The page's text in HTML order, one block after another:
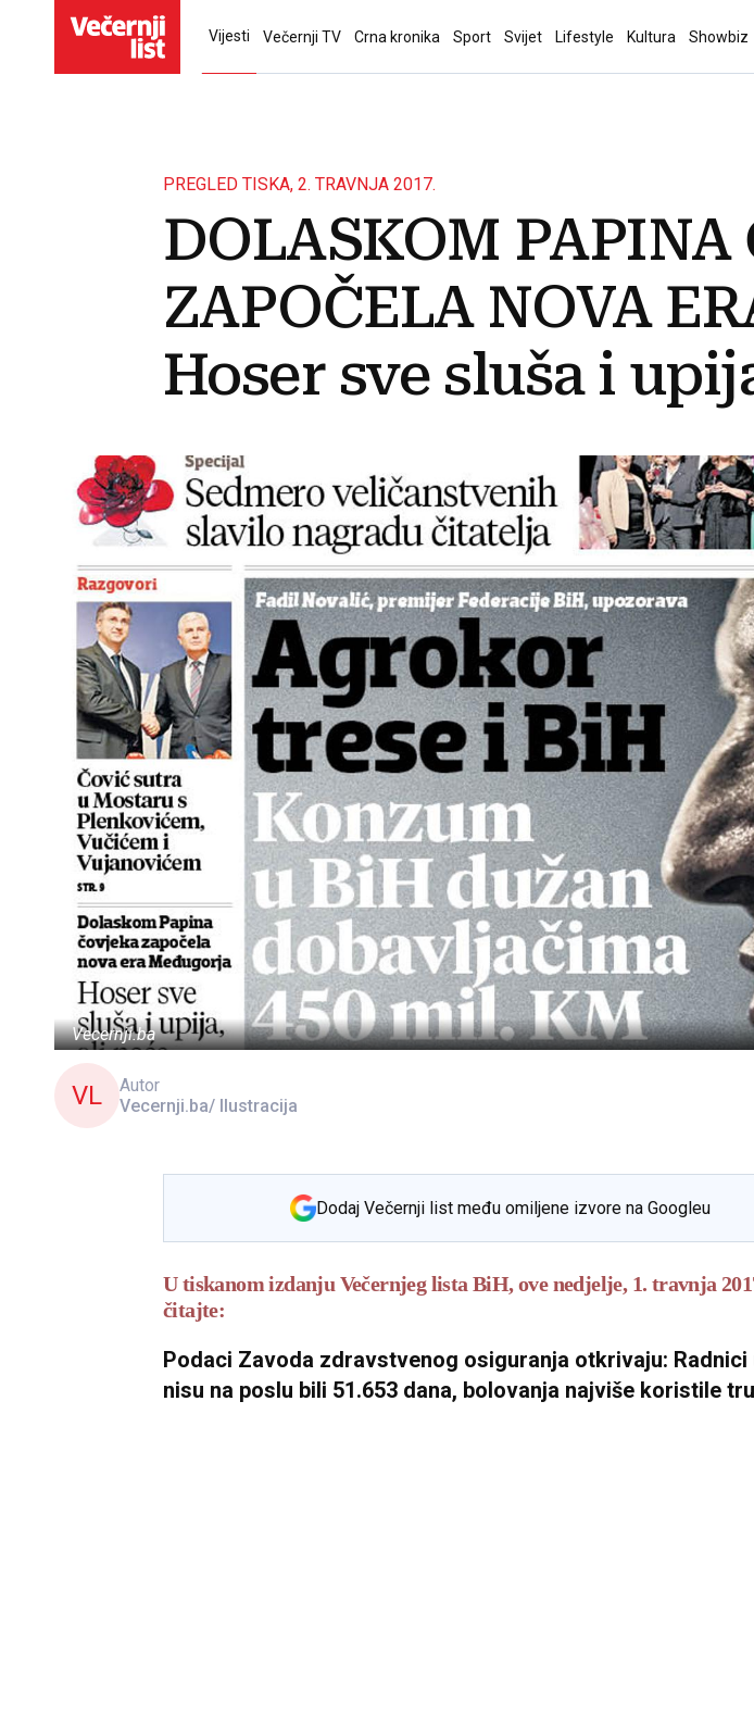
Vijesti Večernji TV Crna kronika Sport Svijet Lifestyle Kultura Showbiz
PREGLED TISKA, 2. TRAVNJA 2017.
DOLASKOM PAPINA
ZAPOČELA NOVA
Hoser sve sluša i
Vecernji.ba
VL
Autor
Vecernji.ba/ Ilustracija
Dodaj Večernji list među omiljene izvore na Googleu
U tiskanom izdanju Večernjeg lista BiH, ove nedjelje, 1. travnja
čitajte:
Podaci Zavoda zdravstvenog osiguranja otkrivaju: Radnici
nisu na poslu bili 51.653 dana, bolovanja najviše koristile